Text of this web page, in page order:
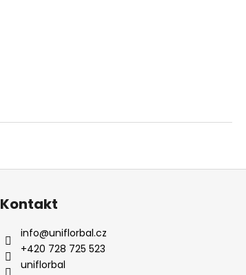
Kontakt
info@uniflorbal.cz
+420 728 725 523
uniflorbal